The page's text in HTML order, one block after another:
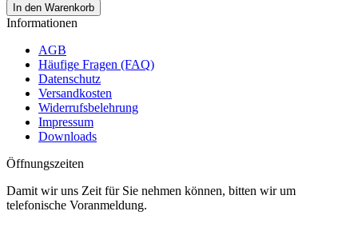
In den Warenkorb
Informationen
AGB
Häufige Fragen (FAQ)
Datenschutz
Versandkosten
Widerrufsbelehrung
Impressum
Downloads
Öffnungszeiten
Damit wir uns Zeit für Sie nehmen können, bitten wir um
telefonische Voranmeldung.